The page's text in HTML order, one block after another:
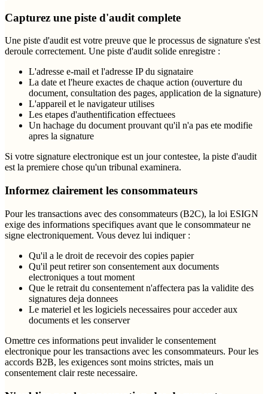
Capturez une piste d'audit complete
Une piste d'audit est votre preuve que le processus de signature s'est
deroule correctement. Une piste d'audit solide enregistre :
L'adresse e-mail et l'adresse IP du signataire
La date et l'heure exactes de chaque action (ouverture du
document, consultation des pages, application de la signature)
L'appareil et le navigateur utilises
Les etapes d'authentification effectuees
Un hachage du document prouvant qu'il n'a pas ete modifie
apres la signature
Si votre signature electronique est un jour contestee, la piste d'audit
est la premiere chose qu'un tribunal examinera.
Informez clairement les consommateurs
Pour les transactions avec des consommateurs (B2C), la loi ESIGN
exige des informations specifiques avant que le consommateur ne
signe electroniquement. Vous devez lui indiquer :
Qu'il a le droit de recevoir des copies papier
Qu'il peut retirer son consentement aux documents
electroniques a tout moment
Que le retrait du consentement n'affectera pas la validite des
signatures deja donnees
Le materiel et les logiciels necessaires pour acceder aux
documents et les conserver
Omettre ces informations peut invalider le consentement
electronique pour les transactions avec les consommateurs. Pour les
accords B2B, les exigences sont moins strictes, mais un
consentement clair reste necessaire.